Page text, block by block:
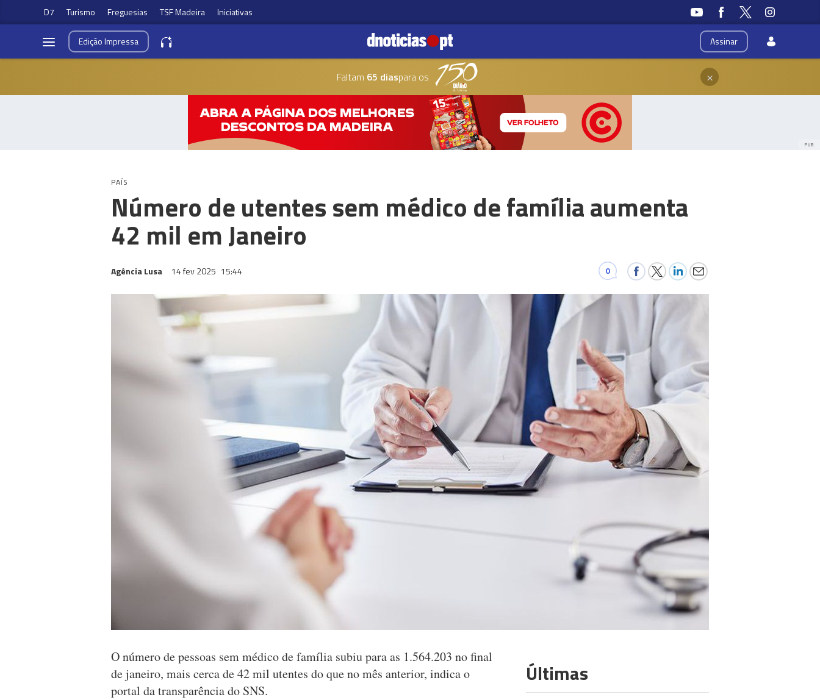
D7 Turismo Freguesias TSF Madeira Iniciativas
Assinar
EdiçãoImpressa
Faltam 65 diaspara os ×
PUB
PAÍS
Número de utentes sem médico de família aumenta
42 mil em Janeiro
Agência Lusa 14 fev 2025 15:44 0
O número de pessoas sem médico de família subiu para as 1.564.203 no final
de janeiro, mais cerca de 42 mil utentes do que no mês anterior, indica o
portal da transparência do SNS.
Últimas